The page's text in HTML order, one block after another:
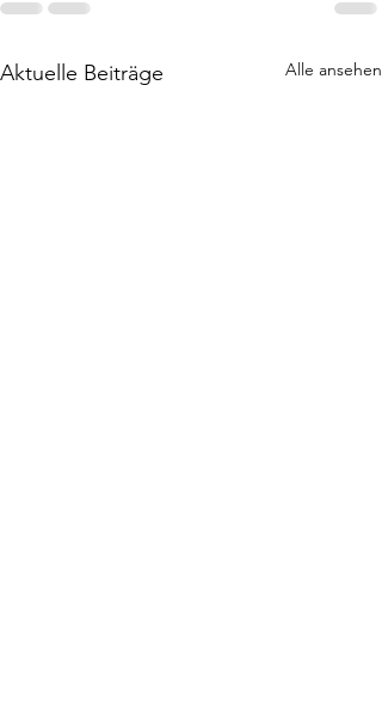
Aktuelle Beiträge Alle ansehen